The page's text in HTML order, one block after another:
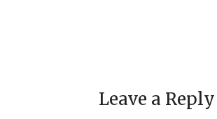
Leave a Reply